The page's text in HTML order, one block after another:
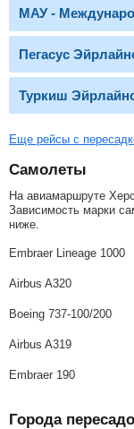
МАУ -
Пегасус
Туркиш
Еще рейсы с
Самолеты
На авиамаршруте
Зависимость марки
ниже.
Embraer Lineage 1000
Airbus A320
Boeing 737-100/200
Airbus A319
Embraer 190
Города